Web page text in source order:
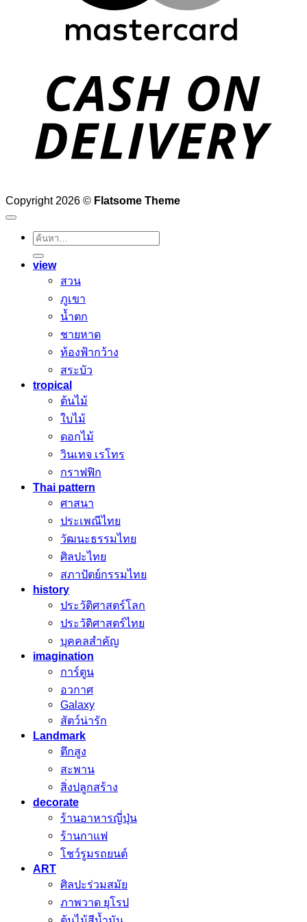
Copyright 2026 © Flatsome Theme
ค้นหา:
view
สวน
ภูเขา
น้ำตก
ชายหาด
ท้องฟ้ากว้าง
สระบัว
tropical
ต้นไม้
ใบไม้
ดอกไม้
วินเทจ เรโทร
กราฟฟิก
Thai pattern
ศาสนา
ประเพณีไทย
วัฒนะธรรมไทย
ศิลปะไทย
สภาปัตย์กรรมไทย
history
ประวัติศาสตร์โลก
ประวัติศาสตร์ไทย
บุคคลสำคัญ
imagination
การ์ตูน
อวกาศ
Galaxy
สัตว์น่ารัก
Landmark
ตึกสูง
สะพาน
สิ่งปลูกสร้าง
decorate
ร้านอาหารญี่ปุ่น
ร้านกาแฟ
โชว์รูมรถยนต์
ART
ศิลปะร่วมสมัย
ภาพวาด ยุโรป